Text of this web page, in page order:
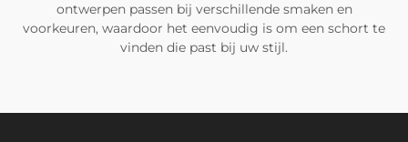
ontwerpen passen bij verschillende smaken en
voorkeuren, waardoor het eenvoudig is om een schort te
vinden die past bij uw stijl.